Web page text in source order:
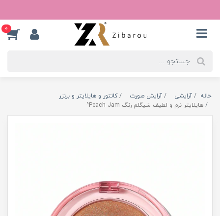
0
خانه آرایشی آرایش صورت
کانتور و هایلایتر و برنزر
هایلایتر نرم و لطیف شیگلم رنگ Peach Jam^